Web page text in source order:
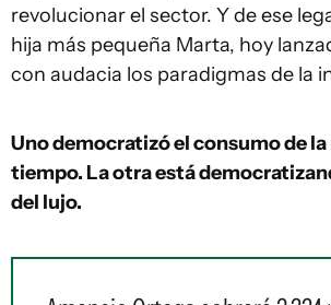
revolucionar el sector. Y de ese
hija más pequeña Marta, hoy
con audacia los paradigmas de la
Uno democratizó el consumo de la
tiempo. La otra está
del lujo.